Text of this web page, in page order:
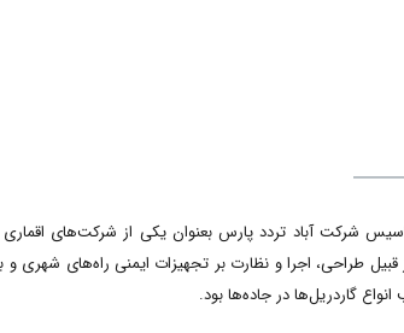
راهان پارس در سال ۱۳۸۷ نسبت به تاسیس شرکت آباد تردد پارس بعنوان یکی از شرکت‌های
ارائه خدمات جاده‌ای از قبیل طراحی، اجرا و نظارت بر تجهیزات ایمنی راه‌های
گاردریل‌ها در جاده‌ها بود.